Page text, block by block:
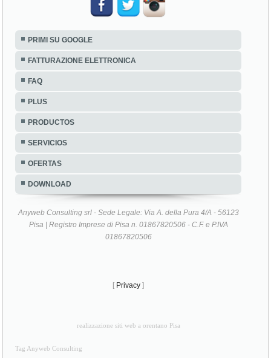
PRIMI SU GOOGLE
FATTURAZIONE ELETTRONICA
FAQ
PLUS
PRODUCTOS
SERVICIOS
OFERTAS
DOWNLOAD
Anyweb Consulting srl - Sede Legale: Via A. della Pura 4/A - 56123
Pisa | Registro Imprese di Pisa n. 01867820506 - C.F. e P.IVA
01867820506
[ Privacy ]
realizzazione siti web a orentano Pisa
Tag Anyweb Consulting